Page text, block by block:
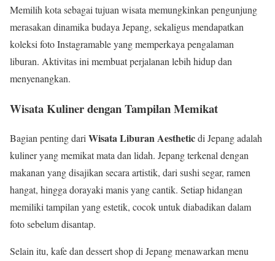
Memilih kota sebagai tujuan wisata memungkinkan pengunjung
merasakan dinamika budaya Jepang, sekaligus mendapatkan
koleksi foto Instagramable yang memperkaya pengalaman
liburan. Aktivitas ini membuat perjalanan lebih hidup dan
menyenangkan.
Wisata Kuliner dengan Tampilan Memikat
Bagian penting dariWisata Liburan Aestheticdi Jepang adalah
kuliner yang memikat mata dan lidah. Jepang terkenal dengan
makanan yang disajikan secara artistik, dari sushi segar, ramen
hangat, hingga dorayaki manis yang cantik. Setiap hidangan
memiliki tampilan yang estetik, cocok untuk diabadikan dalam
foto sebelum disantap.
Selain itu, kafe dan dessert shop di Jepang menawarkan menu